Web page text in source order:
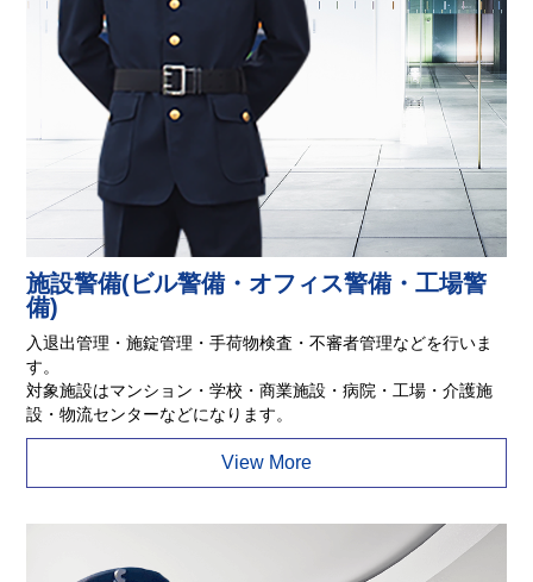
施設警備(ビル警備・オフィス警備・工場警
備)
入退出管理・施錠管理・手荷物検査・不審者管理などを行いま
す。
対象施設はマンション・学校・商業施設・病院・工場・介護施
設・物流センターなどになります。
View More